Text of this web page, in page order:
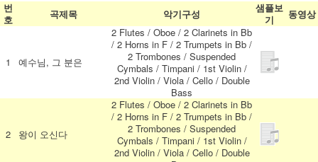
번
호
곡제목 악기구성
샘플보
기
동영상
1 예수님, 그 분은
2 Flutes / Oboe / 2 Clarinets in Bb
/ 2 Horns in F / 2 Trumpets in Bb /
2 Trombones / Suspended
Cymbals / Timpani / 1st Violin /
2nd Violin / Viola / Cello / Double
Bass
2 왕이 오신다
2 Flutes / Oboe / 2 Clarinets in Bb
/ 2 Horns in F / 2 Trumpets in Bb /
2 Trombones / Suspended
Cymbals / Timpani / 1st Violin /
2nd Violin / Viola / Cello / Double